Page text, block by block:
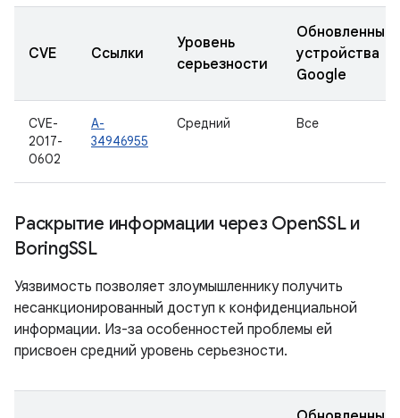
CVE Ссылки
Уровень
серьезности
Обновленные
устройства
Google
CVE-
2017-
0602
A-
34946955
Средний Все
Раскрытие информации через OpenSSL и
BoringSSL
Уязвимость позволяет злоумышленнику получить
несанкционированный доступ к конфиденциальной
информации. Из-за особенностей проблемы ей
присвоен средний уровень серьезности.